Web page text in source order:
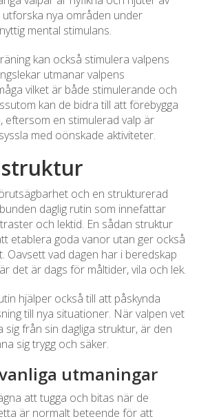
nya områden under
mental stimulans.
kan också stimulera valpens
utmanar valpens
vilket är både stimulerande och
kan de bidra till att förebygga
eftersom en stimulerad valp är
med oönskade aktiviteter.
och en strukturerad
daglig rutin som innefattar
och lektid. En sådan struktur
etablera goda vanor utan ger också
Oavsett vad dagen har i beredskap
det är dags för måltider, vila och lek.
hjälper också till att påskynda
till nya situationer. När valpen vet
sig från sin dagliga struktur, är den
sig trygg och säker.
utmaningar
att tugga och bitas när de
är normalt beteende för att